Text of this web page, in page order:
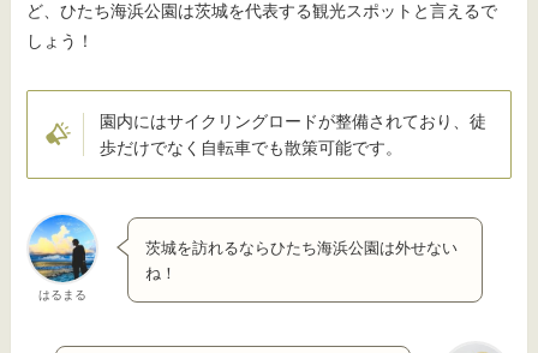
ど、ひたち海浜公園は茨城を代表する観光スポットと言えるで
しょう！
園内にはサイクリングロードが整備されており、徒
歩だけでなく自転車でも散策可能です。
はるまる
茨城を訪れるならひたち海浜公園は外せない
ね！